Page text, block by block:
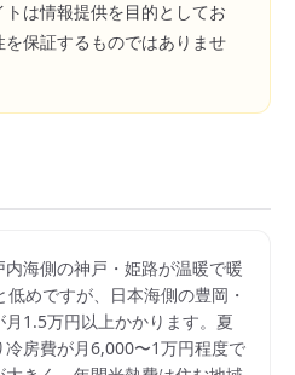
は情報提供を目的としてお
保証するものではありませ
海側の神戸・姫路が温暖で暖
めですが、日本海側の豊岡・
1.5万円以上かかります。夏
房費が月6,000〜1万円程度で